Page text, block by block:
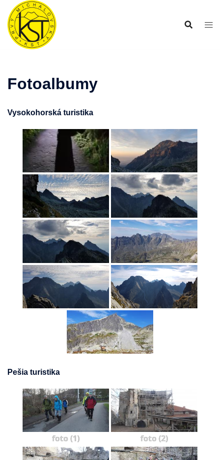
Preskočiť
obsah
Fotoalbumy
Vysokohorská turistika
Pešia turistika
foto (1) foto (2)